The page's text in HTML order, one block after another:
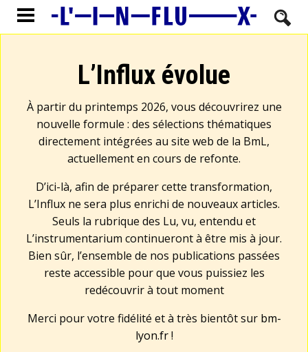
L’Influx évolue
À partir du printemps 2026, vous découvrirez une
nouvelle formule : des sélections thématiques
directement intégrées au site web de la BmL,
actuellement en cours de refonte.
D’ici-là, afin de préparer cette transformation,
L’Influx ne sera plus enrichi de nouveaux articles.
Seuls la rubrique des Lu, vu, entendu et
L’instrumentarium continueront à être mis à jour.
Bien sûr, l’ensemble de nos publications passées
reste accessible pour que vous puissiez les
redécouvrir à tout moment
Merci pour votre fidélité et à très bientôt sur bm-
lyon.fr!